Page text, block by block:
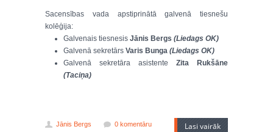
Sacensības vada apstiprinātā galvenā tiesnešu
kolēģija:
Galvenais tiesnesis Jānis Bergs (Liedags OK)
Galvenā sekretārs Varis Bunga (Liedags OK)
Galvenā sekretāra asistente Zita Rukšāne
(Taciņa)
Jānis Bergs 0 komentāru Lasi vairāk